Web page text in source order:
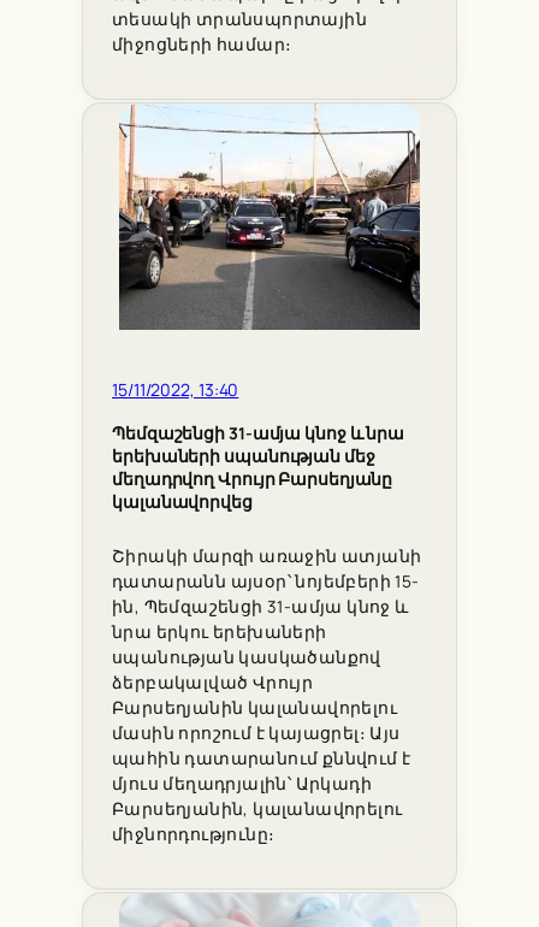
տեսակի տրանսպորտային
միջոցների համար։
15/11/2022, 13:40
Պեմզաշենցի 31-ամյա կնոջ և նրա
երեխաների սպանության մեջ
մեղադրվող Վրույր Բարսեղյանը
կալանավորվեց
Շիրակի մարզի առաջին ատյանի
դատարանն այսօր՝ նոյեմբերի 15-
ին, Պեմզաշենցի 31-ամյա կնոջ և
նրա երկու երեխաների
սպանության կասկածանքով
ձերբակալված Վրույր
Բարսեղյանին կալանավորելու
մասին որոշում է կայացրել։ Այս
պահին դատարանում քննվում է
մյուս մեղադրյալին՝ Արկադի
Բարսեղյանին, կալանավորելու
միջնորդությունը։